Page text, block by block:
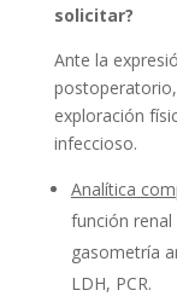
solicitar?
Ante la
exploración
infeccioso.
Analítica
función
gasometría
LDH, PCR.